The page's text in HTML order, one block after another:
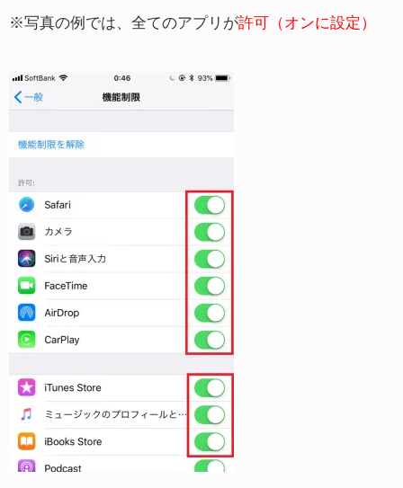
※写真の例では、全てのアプリが許可（オンに設定）